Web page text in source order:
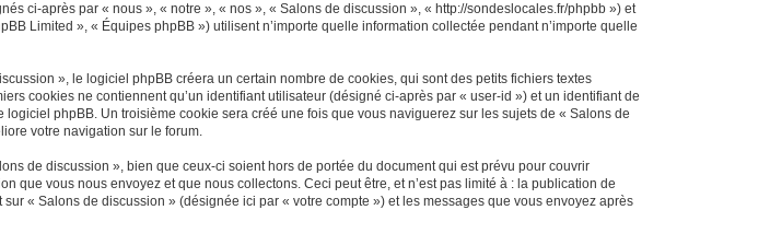
ci-après par « nous », « notre », « nos », « Salons de discussion », « http://sondeslocales.fr/phpbb ») et
Limited », « Équipes phpBB ») utilisent n’importe quelle information collectée pendant n’importe quelle
», le logiciel phpBB créera un certain nombre de cookies, qui sont des petits fichiers textes
cookies ne contiennent qu’un identifiant utilisateur (désigné ci-après par « user-id ») et un identifiant de
phpBB. Un troisième cookie sera créé une fois que vous naviguerez sur les sujets de « Salons de
votre navigation sur le forum.
de discussion », bien que ceux-ci soient hors de portée du document qui est prévu pour couvrir
que vous nous envoyez et que nous collectons. Ceci peut être, et n’est pas limité à : la publication de
« Salons de discussion » (désignée ici par « votre compte ») et les messages que vous envoyez après